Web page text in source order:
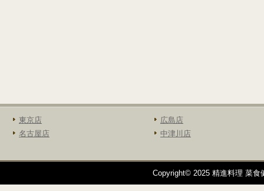
東京店
名古屋店
広島店
中津川店
Copyright© 2025 精進料理 菜